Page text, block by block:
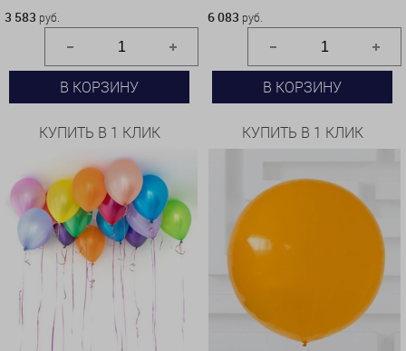
3 583 руб.
В КОРЗИНУ
КУПИТЬ В 1 КЛИК
6 083 руб.
В КОРЗИНУ
КУПИТЬ В 1 КЛИК